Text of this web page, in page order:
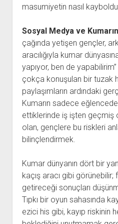
masumiyetin nasıl
Sosyal Medya ve
çağında yetişen gençler,
aracılığıyla kumar
yapıyor, ben de
çokça konuşulan bir tuzak
paylaşımların ardındaki
Kumarın sadece
ettiklerinde iş işten geçmiş
olan, gençlere bu riskleri
bilinçlendirmek.
Kumar dünyanın dört bir
kaçış aracı gibi görünebilir;
getireceği sonuçları
Tıpkı bir oyun sahasında
ezici his gibi, kayıp riskinin